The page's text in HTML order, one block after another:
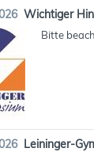
Wichtiger
Bitte
Leininger-